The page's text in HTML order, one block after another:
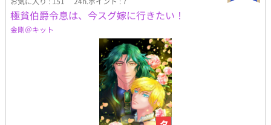
極貧伯爵令息は、今スグ嫁に行きたい！
金剛＠キット